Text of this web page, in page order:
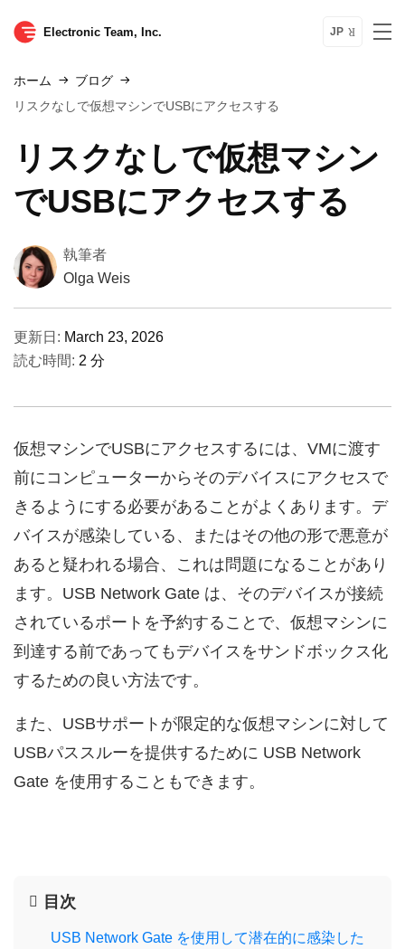
Electronic Team, Inc. JP
ホーム
ブログ
リスクなしで仮想マシンでUSBにアクセスする
リスクなしで仮想マシン
でUSBにアクセスする
執筆者
Olga Weis
更新日: March 23, 2026
読む時間: 2 分
仮想マシンでUSBにアクセスするには、VMに渡す
前にコンピューターからそのデバイスにアクセスで
きるようにする必要があることがよくあります。デ
バイスが感染している、またはその他の形で悪意が
あると疑われる場合、これは問題になることがあり
ます。USB Network Gate は、そのデバイスが接続
されているポートを予約することで、仮想マシンに
到達する前であってもデバイスをサンドボックス化
するための良い方法です。
また、USBサポートが限定的な仮想マシンに対して
USBパススルーを提供するために USB Network
Gate を使用することもできます。
目次
USB Network Gate を使用して潜在的に感染した